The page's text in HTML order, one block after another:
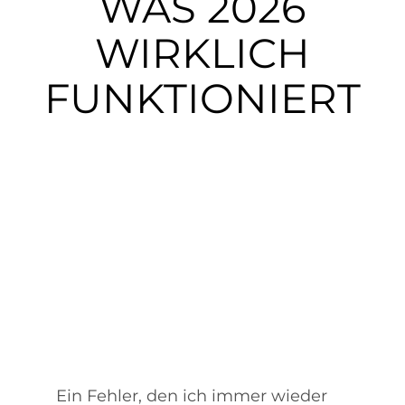
Presse
Mein Buch kaufen
Kontakt
WIRKLICH
FUNKTIONIERT
Ein Fehler, den ich immer wieder